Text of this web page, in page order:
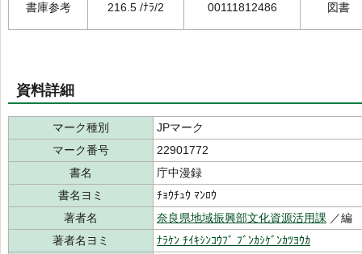
書庫参考 216.5 /ﾅﾗ/2 00111812486 図書
資料詳細
マーク種別
JPマーク
マーク番号
22901772
書名
庁中漫録
書名ヨミ
ﾁｮｳﾁｭｳ ﾏﾝﾛｳ
著者名
奈良県地域振興部文化資源活用課 ／編
著者名ヨミ
ﾅﾗｹﾝ ﾁｲｷｼﾝｺｳﾌﾞ ﾌﾞﾝｶｼｹﾞﾝｶﾂﾖｳｶ